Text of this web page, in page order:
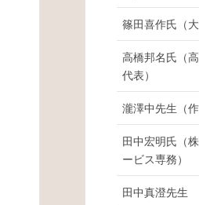
篠田喜作氏（
高橋邦名氏（
代表）
瀧澤中先生（
田中宏明氏（
ービス専務）
田中真澄先生